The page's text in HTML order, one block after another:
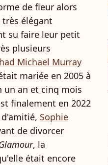
de fleur alors
élégant
su faire leur petit
plusieurs
Michael Murray
mariée en 2005 à
un an et cinq mois
finalement en 2022
Sophie
de divorcer
, la
était encore